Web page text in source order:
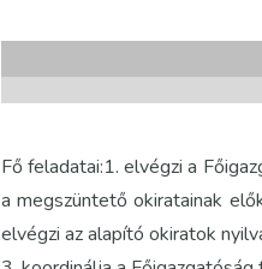
Fő feladatai:1. elvégzi a
a megszüntető okiratainak
elvégzi az alapító okiratok